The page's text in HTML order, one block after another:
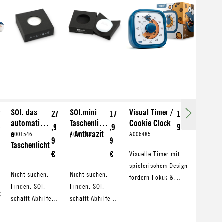
SOI. das
automatisch
e
Taschenlicht
A001546
27
,9
9
€
Nicht suchen.
Finden. SOI.
schafft Abhilfe
SOI.mini
Taschenlicht
/ Anthrazit
A004718
17
,9
9
€
Nicht suchen.
Finden. SOI.
schafft Abhilfe
Visual Timer /
Cookie Clock
A006485
17,9
9 €
Visuelle Timer mit
spielerischem Design
fördern Fokus &